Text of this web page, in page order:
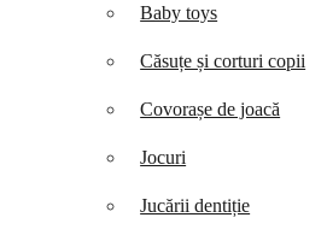
Baby toys
Căsuțe și corturi copii
Covorașe de joacă
Jocuri
Jucării dentiție